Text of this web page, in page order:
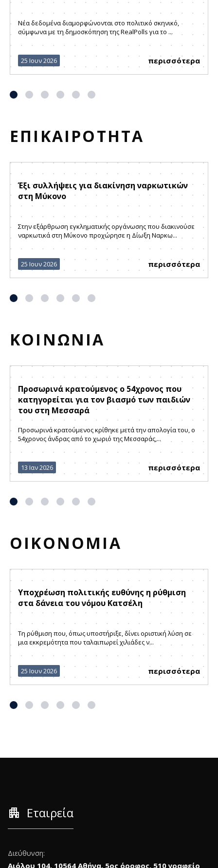
Νέα δεδομένα διαμορφώνονται στο πολιτικό σκηνικό,
σύμφωνα με τη δημοσκόπηση της RealPolls για το ...
25 Ιουν 2026 περισσότερα
ΕΠΙΚΑΙΡΟΤΗΤΑ
Έξι συλλήψεις για διακίνηση ναρκωτικών
στη Μύκονο
Στην εξάρθρωση εγκληματικής οργάνωσης που διακινούσε
ναρκωτικά στη Μύκονο προχώρησε η Δίωξη Ναρκω...
25 Ιουν 2026 περισσότερα
ΚΟΙΝΩΝΙΑ
Προσωρινά κρατούμενος ο 54χρονος που
κατηγορείται για τον βιασμό των παιδιών
του στη Μεσσαρά
Προσωρινά κρατούμενος κρίθηκε μετά την απολογία του, ο
54χρονος άνδρας από το χωριό της Μεσσαράς,...
13 Ιαν 2026 περισσότερα
ΟΙΚΟΝΟΜΙΑ
Υποχρέωση πολιτικής ευθύνης η ρύθμιση
στα δάνεια του νόμου Κατσέλη
Τη ρύθμιση που, όπως υποστήριξε, δίνει οριστική λύση σε
μια εκκρεμότητα που ταλαιπωρεί χιλιάδες ν...
25 Ιουν 2026 περισσότερα
apartment Εταιρεία
Διεύθυνση:
Αιόλου 104, 10564 Αθήνα, 5ος όροφος, 510 γραφείο